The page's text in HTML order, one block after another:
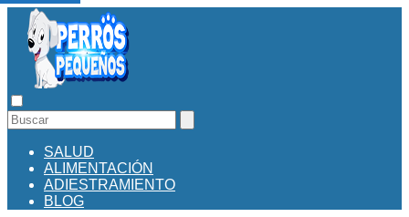
SALUD
ALIMENTACIÓN
ADIESTRAMIENTO
BLOG